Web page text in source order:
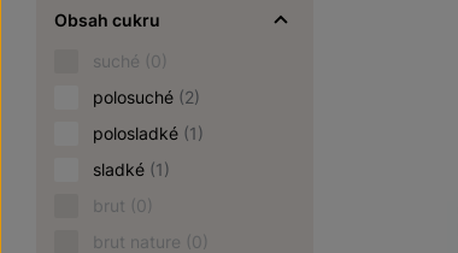
Obsah cukru
suché (0)
polosuché (2)
polosladké (1)
sladké (1)
brut (0)
brut nature (0)